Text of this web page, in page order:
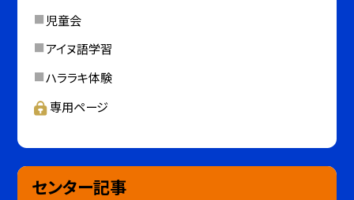
児童会
アイヌ語学習
ハララキ体験
専用ページ
センター記事